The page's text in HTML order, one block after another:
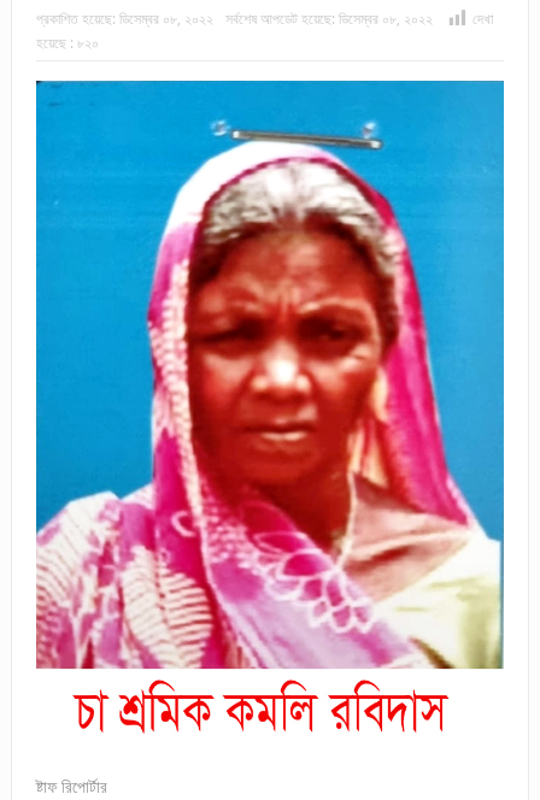
প্রকাশিত হয়েছে: ডিসেম্বর ০৮, ২০২২ সর্বশেষ আপডেট হয়েছে: ডিসেম্বর ০৮, ২০২২
দেখা
হয়েছে : ৮২০
ষ্টাফ রিপোর্টার